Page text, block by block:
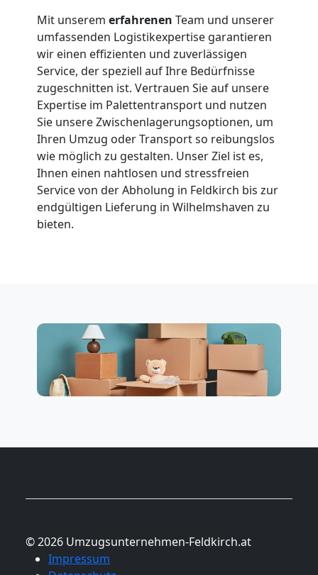
Mit unserem erfahrenen Team und unserer
umfassenden Logistikexpertise garantieren
wir einen effizienten und zuverlässigen
Service, der speziell auf Ihre Bedürfnisse
zugeschnitten ist. Vertrauen Sie auf unsere
Expertise im Palettentransport und nutzen
Sie unsere Zwischenlagerungsoptionen, um
Ihren Umzug oder Transport so reibungslos
wie möglich zu gestalten. Unser Ziel ist es,
Ihnen einen nahtlosen und stressfreien
Service von der Abholung in Feldkirch bis zur
endgültigen Lieferung in Wilhelmshaven zu
bieten.
© 2026 Umzugsunternehmen-Feldkirch.at
Impressum